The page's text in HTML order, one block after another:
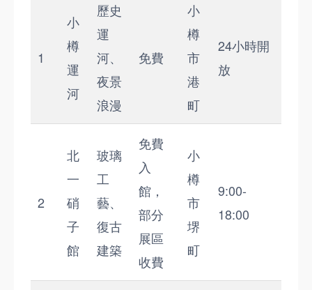
1
小
樽
運
河
歷史
運
河、
夜景
浪漫
免費
小
樽
市
港
町
24小時開
放
2
北
一
硝
子
館
玻璃
工
藝、
復古
建築
免費
入
館，
部分
展區
收費
小
樽
市
堺
町
9:00-
18:00